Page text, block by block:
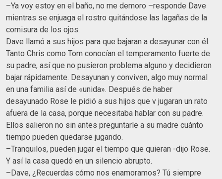
–Ya voy estoy en el baño, no me demoro –responde Dave
mientras se enjuaga el rostro quitándose las lagañas de la
comisura de los ojos.
Dave llamó a sus hijos para que bajaran a desayunar con él.
Tanto Chris como Tom conocían el temperamento fuerte de
su padre, así que no pusieron problema alguno y decidieron
bajar rápidamente. Desayunan y conviven, algo muy normal
en una familia así de «unida». Después de haber
desayunado Rose le pidió a sus hijos que v jugaran un rato
afuera de la casa, porque necesitaba hablar con su padre.
Ellos salieron no sin antes preguntarle a su madre cuánto
tiempo pueden quedarse jugando.
–Tranquilos, pueden jugar el tiempo que quieran -dijo Rose.
Y así la casa quedó en un silencio abrupto.
–Dave, ¿Recuerdas cómo nos enamoramos? Tú siempre